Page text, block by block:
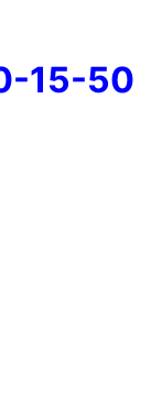
15-50